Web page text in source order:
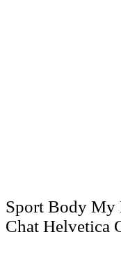
Sport Body My
Chat Helvetica